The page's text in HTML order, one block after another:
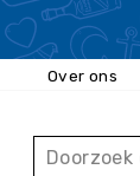
Ga
naar
inhoud
Over ons